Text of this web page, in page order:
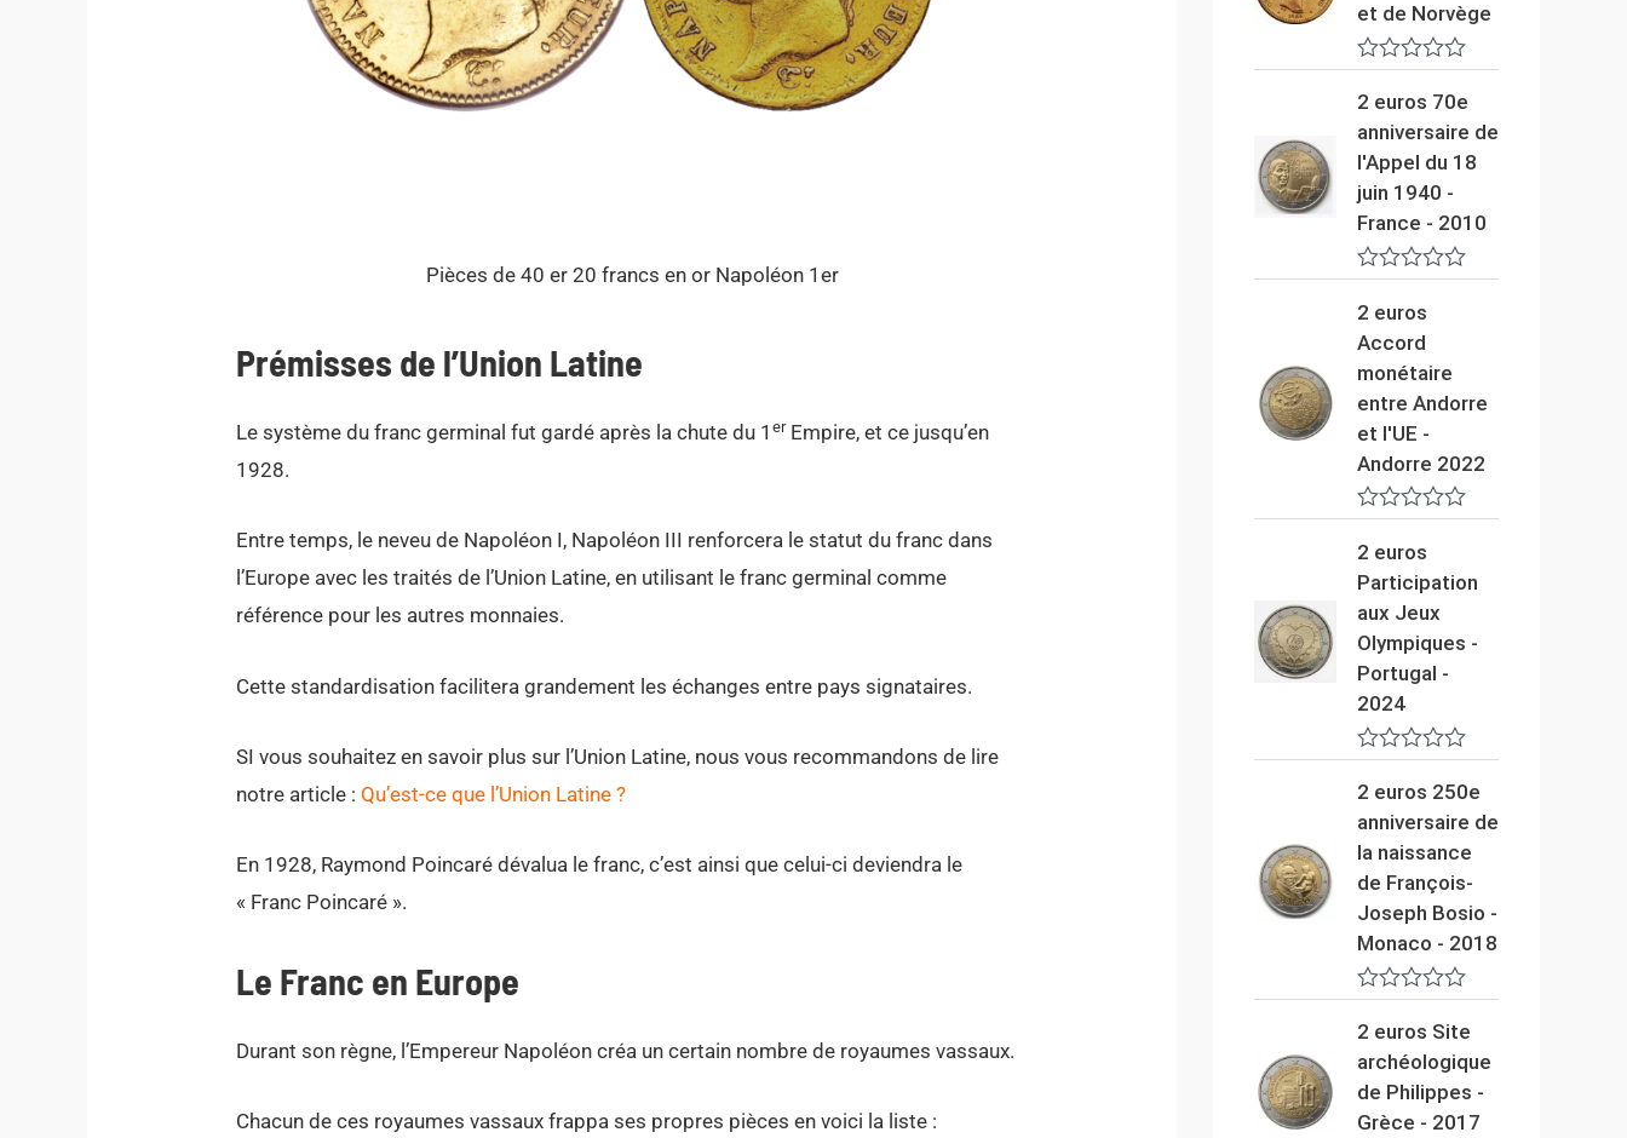
Pièces de 40 er 20 francs en or Napoléon 1er
Prémisses de l’Union Latine
Le système du franc germinal fut gardé après la chute du 1erEmpire, et ce jusqu’en
1928.
Entre temps, le neveu de Napoléon I, Napoléon III renforcera le statut du franc dans
l’Europe avec les traités de l’Union Latine, en utilisant le franc germinal comme
référence pour les autres monnaies.
Cette standardisation facilitera grandement les échanges entre pays signataires.
SI vous souhaitez en savoir plus sur l’Union Latine, nous vous recommandons de lire
notre article : Qu’est-ce que l’Union Latine ?
En 1928, Raymond Poincaré dévalua le franc, c’est ainsi que celui-ci deviendra le
« Franc Poincaré ».
Le Franc en Europe
Durant son règne, l’Empereur Napoléon créa un certain nombre de royaumes vassaux.
Chacun de ces royaumes vassaux frappa ses propres pièces en voici la liste :
u
r
5
et de Norvège
N
o
e
0
u
r
5
2 euros 70e
anniversaire de
l'Appel du 18
juin 1940 -
France - 2010
o
e
0
u
r
5
2 euros
Accord
monétaire
entre Andorre
et l'UE -
Andorre 2022
o
e
0
u
r
5
2 euros
Participation
aux Jeux
Olympiques -
Portugal -
2024
N
o
e
0
u
r
5
2 euros 250e
anniversaire de
la naissance
de François-
Joseph Bosio -
Monaco - 2018
N
o
e
0
u
2 euros Site
archéologique
de Philippes -
Grèce - 2017